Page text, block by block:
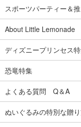
スポーツパーティー＆
About Little Lemonade
ディズニープリンセス
恐竜特集
よくある質問 Q＆A
ぬいぐるみの特別な贈